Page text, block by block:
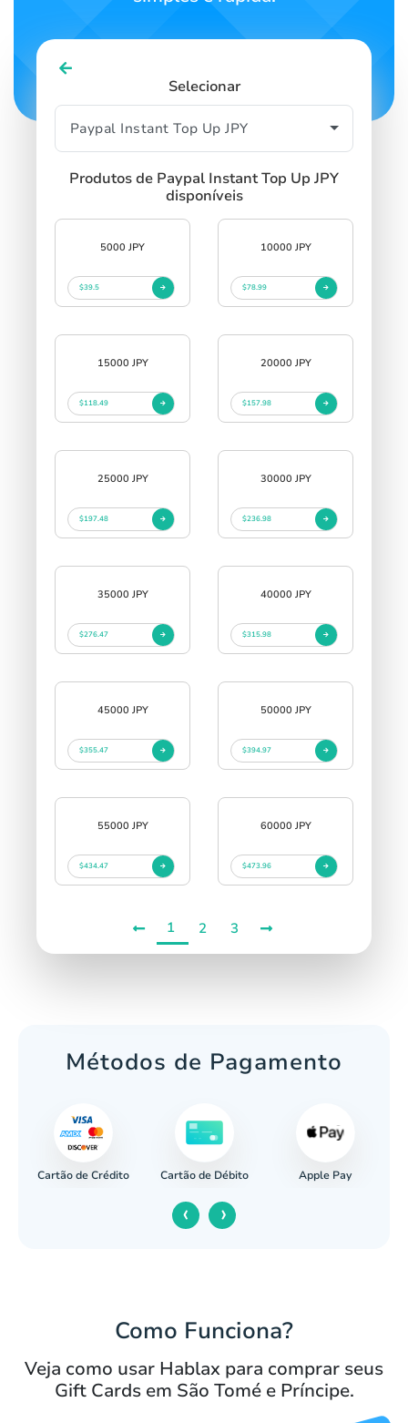
Selecionar
Produtos de Paypal Instant Top Up JPY
disponíveis
5000 JPY
$39.5
10000 JPY
$78.99
15000 JPY
$118.49
20000 JPY
$157.98
25000 JPY
$197.48
30000 JPY
$236.98
35000 JPY
$276.47
40000 JPY
$315.98
45000 JPY
$355.47
50000 JPY
$394.97
55000 JPY
$434.47
60000 JPY
$473.96
1 2 3
Métodos de Pagamento
Cartão de Crédito Cartão de Débito Apple Pay
‹ ›
Como Funciona?
Veja como usar Hablax para comprar seus
Gift Cards em São Tomé e Príncipe.